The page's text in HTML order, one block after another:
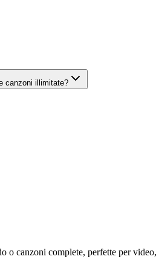
canzoni illimitate?
canzoni complete, perfette per